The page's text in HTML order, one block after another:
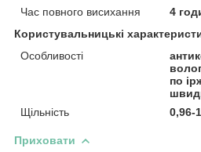
Час повного висихання
4
Користувальницькі
Особливості
по
Щільність
0,96-
Приховати